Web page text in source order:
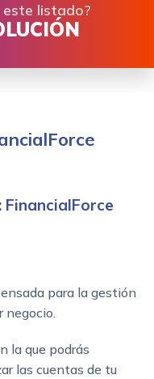
este listado?
: FinancialForce
para la gestión
la que podrás
las cuentas de tu